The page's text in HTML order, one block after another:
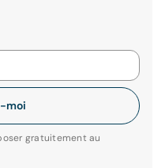
moi
gratuitement au